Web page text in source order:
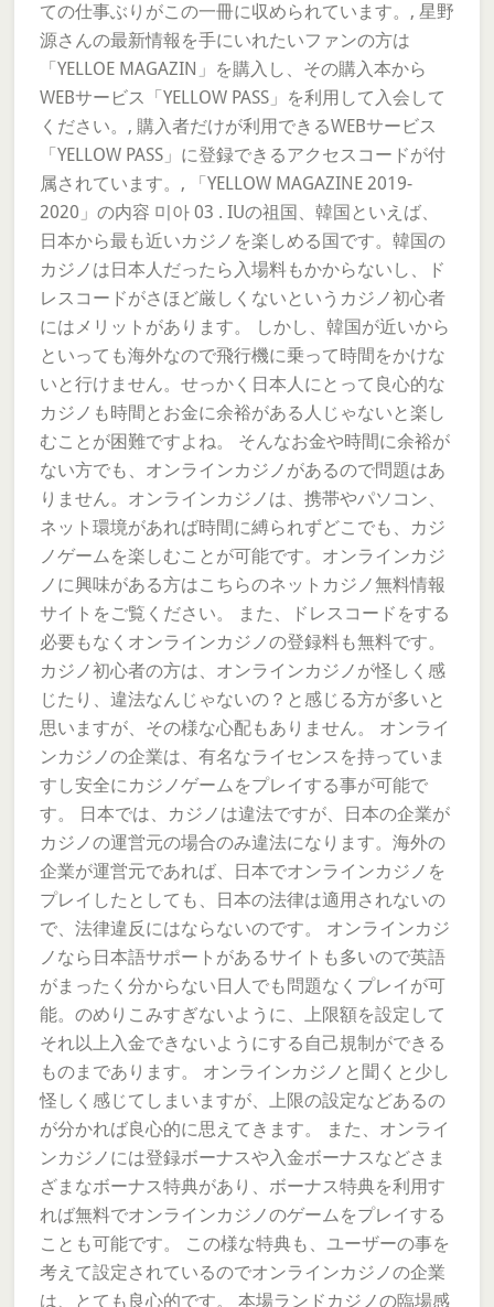
ての仕事ぶりがこの一冊に収められています。, 星野
源さんの最新情報を手にいれたいファンの方は
「YELLOE MAGAZIN」を購入し、その購入本から
WEBサービス「YELLOW PASS」を利用して入会して
ください。, 購入者だけが利用できるWEBサービス
「YELLOW PASS」に登録できるアクセスコードが付
属されています。, 「YELLOW MAGAZINE 2019-
2020」の内容 미아 03 . IUの祖国、韓国といえば、
日本から最も近いカジノを楽しめる国です。韓国の
カジノは日本人だったら入場料もかからないし、ド
レスコードがさほど厳しくないというカジノ初心者
にはメリットがあります。 しかし、韓国が近いから
といっても海外なので飛行機に乗って時間をかけな
いと行けません。せっかく日本人にとって良心的な
カジノも時間とお金に余裕がある人じゃないと楽し
むことが困難ですよね。 そんなお金や時間に余裕が
ない方でも、オンラインカジノがあるので問題はあ
りません。オンラインカジノは、携帯やパソコン、
ネット環境があれば時間に縛られずどこでも、カジ
ノゲームを楽しむことが可能です。オンラインカジ
ノに興味がある方はこちらのネットカジノ無料情報
サイトをご覧ください。 また、ドレスコードをする
必要もなくオンラインカジノの登録料も無料です。
カジノ初心者の方は、オンラインカジノが怪しく感
じたり、違法なんじゃないの？と感じる方が多いと
思いますが、その様な心配もありません。 オンライ
ンカジノの企業は、有名なライセンスを持っていま
すし安全にカジノゲームをプレイする事が可能で
す。 日本では、カジノは違法ですが、日本の企業が
カジノの運営元の場合のみ違法になります。海外の
企業が運営元であれば、日本でオンラインカジノを
プレイしたとしても、日本の法律は適用されないの
で、法律違反にはならないのです。 オンラインカジ
ノなら日本語サポートがあるサイトも多いので英語
がまったく分からない日人でも問題なくプレイが可
能。のめりこみすぎないように、上限額を設定して
それ以上入金できないようにする自己規制ができる
ものまであります。 オンラインカジノと聞くと少し
怪しく感じてしまいますが、上限の設定などあるの
が分かれば良心的に思えてきます。 また、オンライ
ンカジノには登録ボーナスや入金ボーナスなどさま
ざまなボーナス特典があり、ボーナス特典を利用す
れば無料でオンラインカジノのゲームをプレイする
ことも可能です。 この様な特典も、ユーザーの事を
考えて設定されているのでオンラインカジノの企業
は、とても良心的です。 本場ランドカジノの臨場感